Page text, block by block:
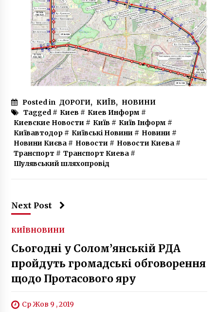
Posted in ДОРОГИ, КИЇВ, НОВИНИ
Tagged # Киев # Киев Информ #
Киевские Новости # Київ # Київ Інформ #
Київавтодор# Київські Новини # Новини #
Новини Києва# Новости # Новости Киева#
Транспорт # Транспорт Киева#
Шулявський шляхопровід
Next Post
КИЇВНОВИНИ
Сьогодні у Солом’янській РДА
пройдуть громадські обговорення
щодо Протасового яру
Ср Жов 9 , 2019